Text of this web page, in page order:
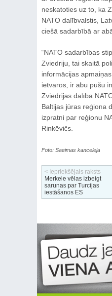
neskatoties uz to, ka
NATO dalībvalstis,
ciešā sadarbībā ar
“NATO sadarbības
Zviedriju, tai skaitā
informācijas
ietvaros, ir abu pušu
Zviedrijas dalība
Baltijas jūras reģiona
izpratni par reģionu
Rinkēvičs.
Foto: Saeimas kanceleja
< Iepriekšējais raksts
Merkele vēlas izbeigt
sarunas par Turcijas
iestāšanos ES